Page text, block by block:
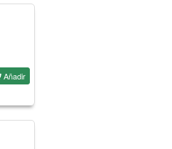
Añadir